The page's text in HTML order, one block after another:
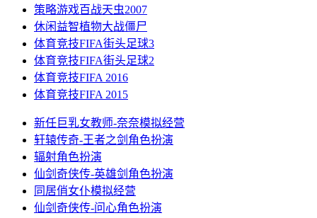
策略游戏百战天虫2007
休闲益智植物大战僵尸
体育竞技FIFA街头足球3
体育竞技FIFA街头足球2
体育竞技FIFA 2016
体育竞技FIFA 2015
新任巨乳女教师-奈奈模拟经营
轩辕传奇-王者之剑 角色扮演
辐射角色扮演
仙剑奇侠传-英雄剑 角色扮演
同居俏女仆模拟经营
仙剑奇侠传-问心角色扮演